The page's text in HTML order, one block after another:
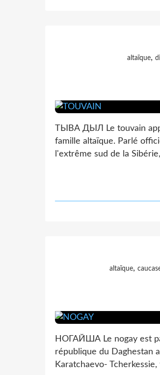
altaïque,
ТЫВА ДЫЛ Le touvain
famille altaïque. Parlé
l'extrême sud de la
altaïque,
НОГАЙША Le nogay est
république du Daghestan
Karatchaevo-